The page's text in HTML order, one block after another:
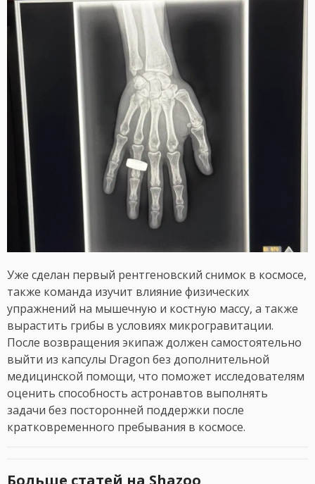
Уже сделан первый рентгеновский снимок в космосе,
также команда изучит влияние физических
упражнений на мышечную и костную массу, а также
вырастить грибы в условиях микрогравитации.
После возвращения экипаж должен самостоятельно
выйти из капсулы Dragon без дополнительной
медицинской помощи, что поможет исследователям
оценить способность астронавтов выполнять
задачи без посторонней поддержки после
кратковременного пребывания в космосе.
Больше статей на Shazoo